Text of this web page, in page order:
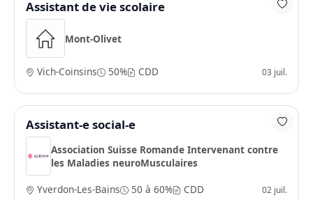
Assistant de vie scolaire
Mont-Olivet
Vich-Coinsins 50% CDD 03 juil.
Assistant-e social-e
Association Suisse Romande Intervenant contre
les Maladies neuroMusculaires
Yverdon-Les-Bains
50 à 60% CDD 02 juil.